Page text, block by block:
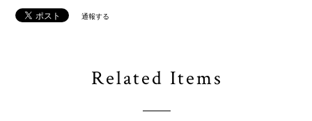
通報する
Related Items